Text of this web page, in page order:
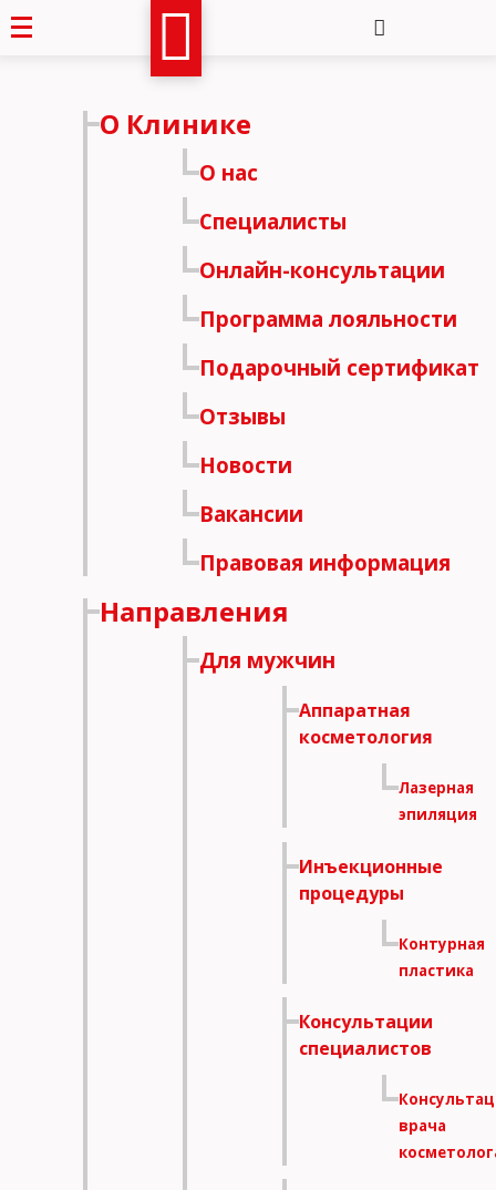
О Клинике
О нас
Специалисты
Онлайн-консультации
Программа лояльности
Подарочный сертификат
Отзывы
Новости
Вакансии
Правовая информация
Направления
Для мужчин
Аппаратная
косметология
Лазерная
эпиляция
Инъекционные
процедуры
Контурная
пластика
Консультации
специалистов
врача